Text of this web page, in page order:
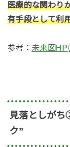
医療的な関わり
有手段として利
参考： 未来図HP
見落としがち
ク”